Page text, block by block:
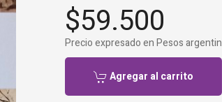
$59.500
Precio expresado en Pesos
Agregar al carrito